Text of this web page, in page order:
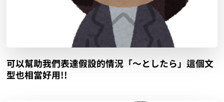
可以幫助我們表達假設的情況「〜としたら」這個文
型也相當好用!!